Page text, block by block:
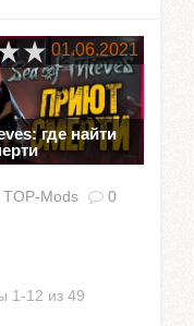
01.06.2021
где найти
TOP-Mods 0
1-12 из 49